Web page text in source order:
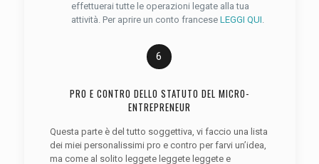
effettuerai tutte le operazioni legate alla tua
attività. Per aprire un conto francese LEGGI QUI.
6
PRO E CONTRO DELLO STATUTO DEL MICRO-
ENTREPRENEUR
Questa parte è del tutto soggettiva, vi faccio una lista
dei miei personalissimi pro e contro per farvi un’idea,
ma come al solito leggete leggete leggete e